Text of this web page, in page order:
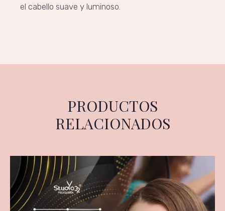
el cabello suave y luminoso.
PRODUCTOS
RELACIONADOS